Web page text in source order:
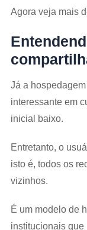
Agora veja mais
Já a
interessante em
inicial baixo.
Entretanto, o
isto é, todos os
vizinhos.
É um modelo de
institucionais